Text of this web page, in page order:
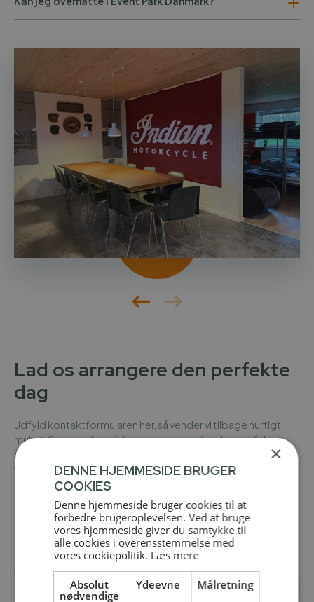
Lad os arrangere den perfekte
dag
Udfyld kontaktformularen her, så vender vi tilbage hurtigt
muligt. Sammen kan vi danne rammerne for den perfekte
dag, hvor det kun er fantasien, der sætter grænsen for, hvad
vi kan finde på.
×
DENNE HJEMMESIDE BRUGER
COOKIES
Denne hjemmeside bruger cookies til at
forbedre brugeroplevelsen. Ved at bruge
vores hjemmeside giver du samtykke til
alle cookies i overensstemmelse med
vores cookiepolitik. Læs mere
Absolut
nødvendige
Ydeevne Målretning